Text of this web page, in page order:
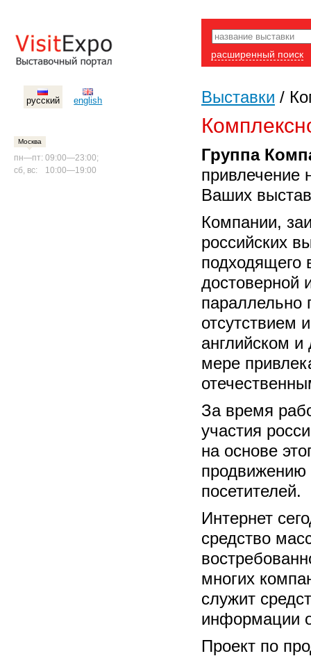
русский english
Москва
пн—пт: 09:00—23:00;
сб, вс:
10:00—19:00
расширенный поиск
Выставки /
Группа
привлечение
Ваших
Компании,
российских
подходящего
достоверной
параллельно
отсутствием
английском и
мере
За время
участия
на основе
продвижению
посетителей.
Интернет
средство
многих
служит
информации
Проект по